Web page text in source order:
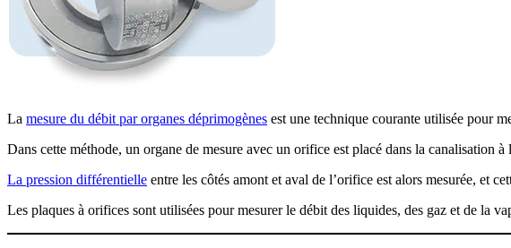
La mesure du débit par organes déprimogènes est une technique courante utilisée pour
Dans cette méthode, un organe de mesure avec un orifice est placé dans la canalisation
La pression différentielle entre les côtés amont et aval de l’orifice est alors mesurée, et
Les plaques à orifices sont utilisées pour mesurer le débit des liquides, des gaz et de la